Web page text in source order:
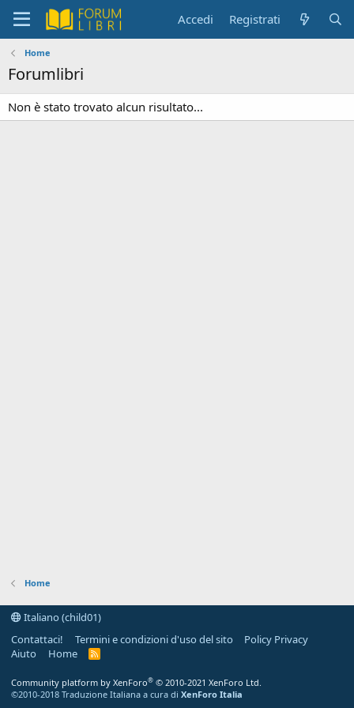
Accedi Registrati
Home
Forumlibri
Non è stato trovato alcun risultato...
Home
Italiano (child01)
Contattaci!
Termini e condizioni d'uso del sito
Policy Privacy
Aiuto
Home
R
Community platform by XenForo® © 2010-2021 XenForo Ltd.
©2010-2018 Traduzione Italiana a cura di XenForo Italia